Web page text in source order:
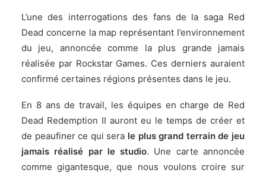
L’une des interrogations des fans de la saga Red
Dead concerne la map représentant l’environnement
du jeu, annoncée comme la plus grande jamais
réalisée par Rockstar Games. Ces derniers auraient
confirmé certaines régions présentes dans le jeu.
En 8 ans de travail, les équipes en charge de Red
Dead Redemption II auront eu le temps de créer et
de peaufiner ce qui sera le plus grand terrain de jeu
jamais réalisé par le studio. Une carte annoncée
comme gigantesque, que nous voulons croire sur